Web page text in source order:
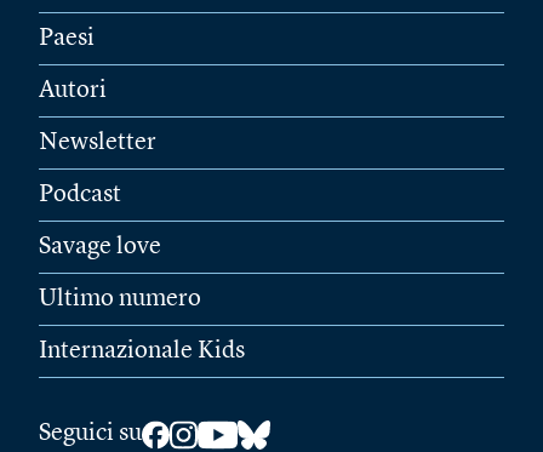
Paesi
Autori
Newsletter
Podcast
Savage love
Ultimo numero
Internazionale Kids
Seguici su